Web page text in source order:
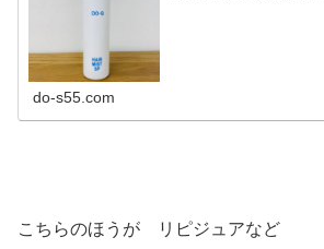
do-s55.com
こちらのほうが リピジュアなど